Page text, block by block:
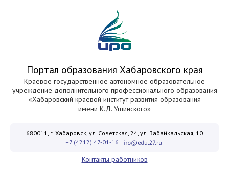
Портал образования Хабаровского края
Краевое государственное автономное образовательное
учреждение дополнительного профессионального образования
«Хабаровский краевой институт развития образования
имени К.Д. Ушинского»
680011, г. Хабаровск, ул. Советская, 24, ул. Забайкальская, 10
+7 (4212) 47-01-16 |
Контакты работников